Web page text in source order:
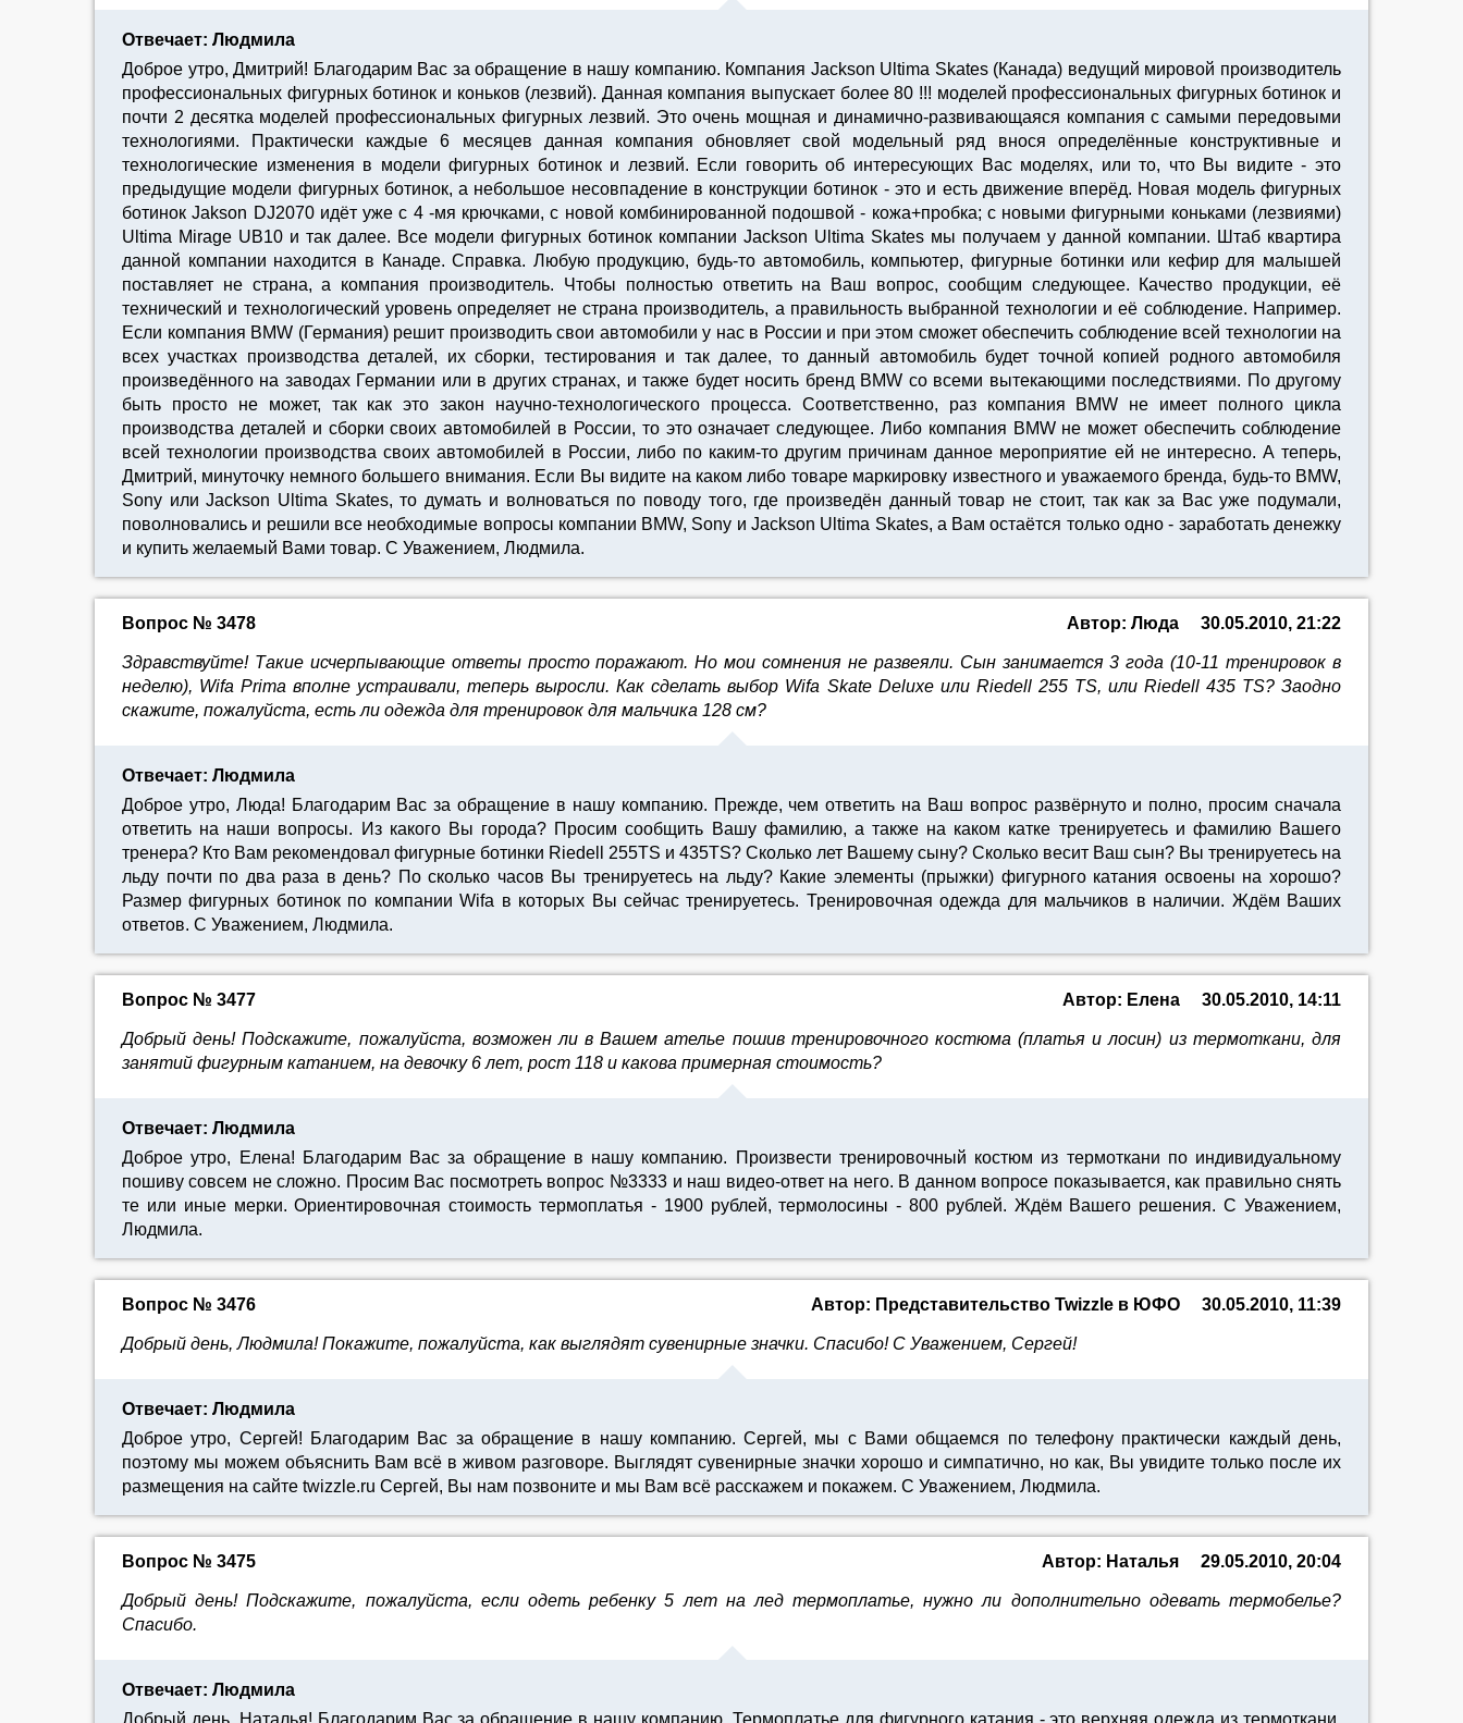
Отвечает: Людмила
Доброе утро, Дмитрий! Благодарим Вас за обращение в нашу компанию. Компания Jackson Ultima Skates (Канада) ведущий мировой производитель
профессиональных фигурных ботинок и коньков (лезвий). Данная компания выпускает более 80 !!! моделей профессиональных фигурных ботинок и
почти 2 десятка моделей профессиональных фигурных лезвий. Это очень мощная и динамично-развивающаяся компания с самыми передовыми
технологиями. Практически каждые 6 месяцев данная компания обновляет свой модельный ряд внося определённые конструктивные и
технологические изменения в модели фигурных ботинок и лезвий. Если говорить об интересующих Вас моделях, или то, что Вы видите - это
предыдущие модели фигурных ботинок, а небольшое несовпадение в конструкции ботинок - это и есть движение вперёд. Новая модель фигурных
ботинок Jakson DJ2070 идёт уже с 4 -мя крючками, с новой комбинированной подошвой - кожа+пробка; с новыми фигурными коньками (лезвиями)
Ultima Mirage UB10 и так далее. Все модели фигурных ботинок компании Jackson Ultima Skates мы получаем у данной компании. Штаб квартира
данной компании находится в Канаде. Справка. Любую продукцию, будь-то автомобиль, компьютер, фигурные ботинки или кефир для малышей
поставляет не страна, а компания производитель. Чтобы полностью ответить на Ваш вопрос, сообщим следующее. Качество продукции, её
технический и технологический уровень определяет не страна производитель, а правильность выбранной технологии и её соблюдение. Например.
Если компания BMW (Германия) решит производить свои автомобили у нас в России и при этом сможет обеспечить соблюдение всей технологии на
всех участках производства деталей, их сборки, тестирования и так далее, то данный автомобиль будет точной копией родного автомобиля
произведённого на заводах Германии или в других странах, и также будет носить бренд BMW со всеми вытекающими последствиями. По другому
быть просто не может, так как это закон научно-технологического процесса. Соответственно, раз компания BMW не имеет полного цикла
производства деталей и сборки своих автомобилей в России, то это означает следующее. Либо компания BMW не может обеспечить соблюдение
всей технологии производства своих автомобилей в России, либо по каким-то другим причинам данное мероприятие ей не интересно. А теперь,
Дмитрий, минуточку немного большего внимания. Если Вы видите на каком либо товаре маркировку известного и уважаемого бренда, будь-то BMW,
Sony или Jackson Ultima Skates, то думать и волноваться по поводу того, где произведён данный товар не стоит, так как за Вас уже подумали,
поволновались и решили все необходимые вопросы компании BMW, Sony и Jackson Ultima Skates, а Вам остаётся только одно - заработать денежку
и купить желаемый Вами товар. С Уважением, Людмила.
Вопрос № 3478 Автор: Люда 30.05.2010, 21:22
Здравствуйте! Такие исчерпывающие ответы просто поражают. Но мои сомнения не развеяли. Сын занимается 3 года (10-11 тренировок в
неделю), Wifa Prima вполне устраивали, теперь выросли. Как сделать выбор Wifa Skate Deluxe или Riedell 255 TS, или Riedell 435 TS? Заодно
скажите, пожалуйста, есть ли одежда для тренировок для мальчика 128 см?
Отвечает: Людмила
Доброе утро, Люда! Благодарим Вас за обращение в нашу компанию. Прежде, чем ответить на Ваш вопрос развёрнуто и полно, просим сначала
ответить на наши вопросы. Из какого Вы города? Просим сообщить Вашу фамилию, а также на каком катке тренируетесь и фамилию Вашего
тренера? Кто Вам рекомендовал фигурные ботинки Riedell 255TS и 435TS? Сколько лет Вашему сыну? Сколько весит Ваш сын? Вы тренируетесь на
льду почти по два раза в день? По сколько часов Вы тренируетесь на льду? Какие элементы (прыжки) фигурного катания освоены на хорошо?
Размер фигурных ботинок по компании Wifa в которых Вы сейчас тренируетесь. Тренировочная одежда для мальчиков в наличии. Ждём Ваших
ответов. С Уважением, Людмила.
Вопрос № 3477 Автор: Елена 30.05.2010, 14:11
Добрый день! Подскажите, пожалуйста, возможен ли в Вашем ателье пошив тренировочного костюма (платья и лосин) из термоткани, для
занятий фигурным катанием, на девочку 6 лет, рост 118 и какова примерная стоимость?
Отвечает: Людмила
Доброе утро, Елена! Благодарим Вас за обращение в нашу компанию. Произвести тренировочный костюм из термоткани по индивидуальному
пошиву совсем не сложно. Просим Вас посмотреть вопрос №3333 и наш видео-ответ на него. В данном вопросе показывается, как правильно снять
те или иные мерки. Ориентировочная стоимость термоплатья - 1900 рублей, термолосины - 800 рублей. Ждём Вашего решения. С Уважением,
Людмила.
Вопрос № 3476 Автор: Представительство Twizzle в ЮФО 30.05.2010, 11:39
Добрый день, Людмила! Покажите, пожалуйста, как выглядят сувенирные значки. Спасибо! С Уважением, Сергей!
Отвечает: Людмила
Доброе утро, Сергей! Благодарим Вас за обращение в нашу компанию. Сергей, мы с Вами общаемся по телефону практически каждый день,
поэтому мы можем объяснить Вам всё в живом разговоре. Выглядят сувенирные значки хорошо и симпатично, но как, Вы увидите только после их
размещения на сайте twizzle.ru Сергей, Вы нам позвоните и мы Вам всё расскажем и покажем. С Уважением, Людмила.
Вопрос № 3475 Автор: Наталья 29.05.2010, 20:04
Добрый день! Подскажите, пожалуйста, если одеть ребенку 5 лет на лед термоплатье, нужно ли дополнительно одевать термобелье?
Спасибо.
Отвечает: Людмила
Добрый день, Наталья! Благодарим Вас за обращение в нашу компанию. Термоплатье для фигурного катания - это верхняя одежда из термоткани.